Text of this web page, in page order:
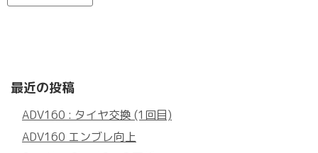
最近の投稿
ADV160 : タイヤ交換 (1回目)
ADV160 エンブレ向上